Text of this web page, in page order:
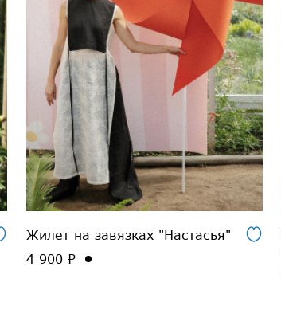
Жилет на завязках "Настасья"
4 900 ₽